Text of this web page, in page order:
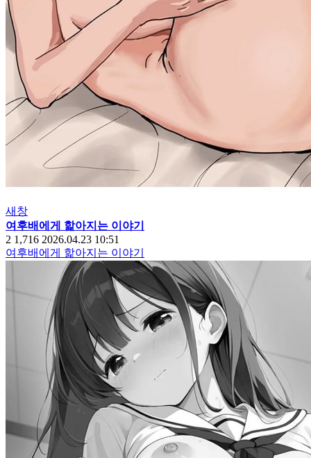
새창
여후배에게 핥아지는 이야기
2 1,716 2026.04.23 10:51
여후배에게 핥아지는 이야기